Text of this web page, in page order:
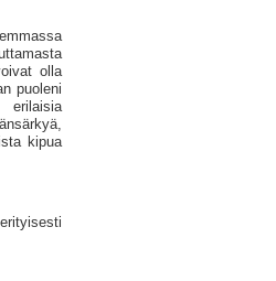
olla
puoleni
kipua